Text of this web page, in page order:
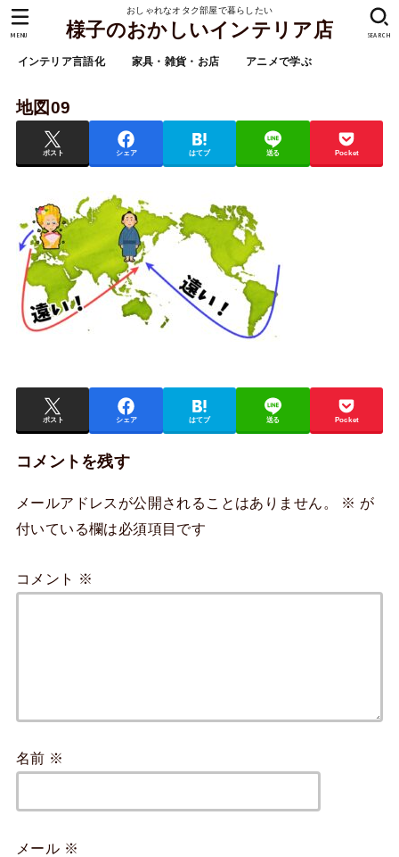
おしゃれなオタク部屋で暮らしたい
様子のおかしいインテリア店
インテリア言語化 家具・雑貨・お店 アニメで学ぶ
SEARCH
MENU
地図09
ポスト シェア はてブ 送る Pocket
ポスト シェア はてブ 送る Pocket
コメントを残す
メールアドレスが公開されることはありません。 ※ が
付いている欄は必須項目です
コメント ※
名前 ※
メール ※